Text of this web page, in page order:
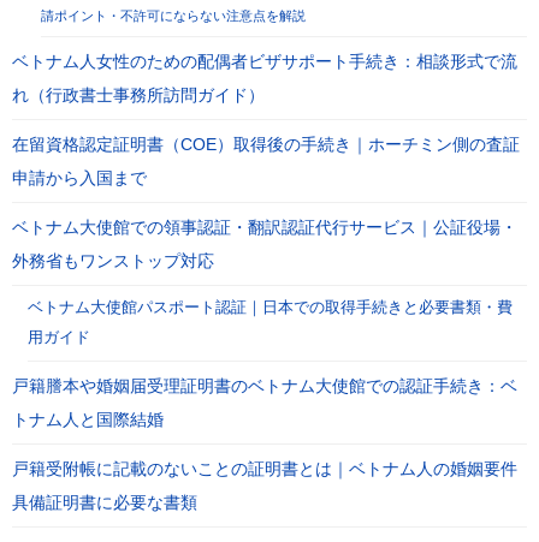
請ポイント・不許可にならない注意点を解説
ベトナム人女性のための配偶者ビザサポート手続き：相談形式で流
れ（行政書士事務所訪問ガイド）
在留資格認定証明書（COE）取得後の手続き｜ホーチミン側の査証
申請から入国まで
ベトナム大使館での領事認証・翻訳認証代行サービス｜公証役場・
外務省もワンストップ対応
ベトナム大使館パスポート認証｜日本での取得手続きと必要書類・費
用ガイド
戸籍謄本や婚姻届受理証明書のベトナム大使館での認証手続き：ベ
トナム人と国際結婚
戸籍受附帳に記載のないことの証明書とは｜ベトナム人の婚姻要件
具備証明書に必要な書類